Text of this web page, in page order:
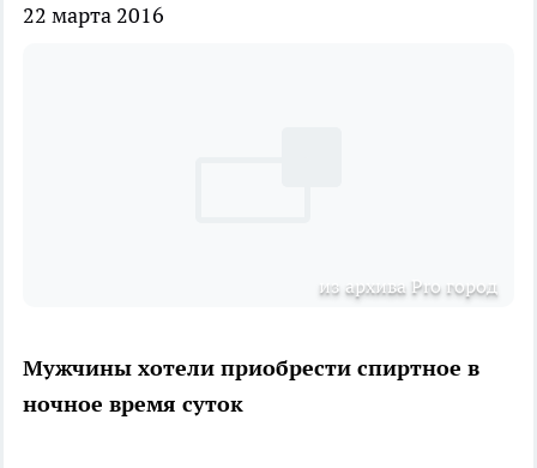
22 марта 2016
из архива Pro город
Мужчины хотели приобрести спиртное в
ночное время суток